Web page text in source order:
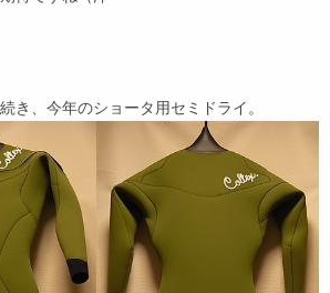
き、今年のショータ用セミドライ。